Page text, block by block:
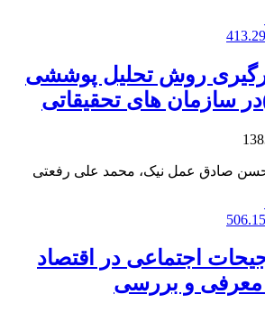
روش تحلیل پوششی
صادق عمل نیک، محمد علی رفعتی
اجتماعی در اقتصاد
معرفی و بررسی